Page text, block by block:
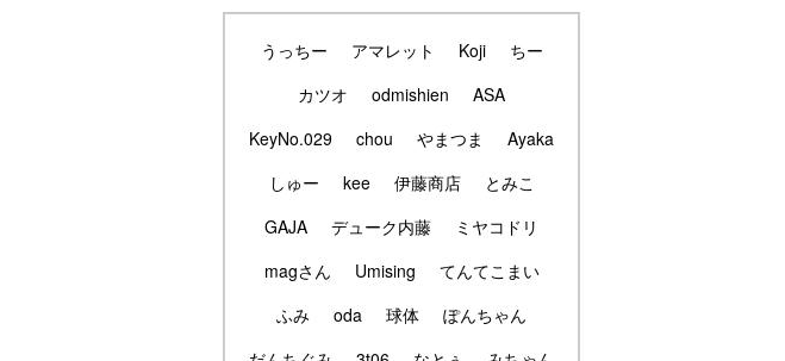
うっちー アマレット Koji
ちー
カツオ
odmishien
ASA
KeyNo.029
chou やまつま
Ayaka
しゅー
kee 伊藤商店
とみこ
GAJA
デューク内藤
ミヤコドリ
magさん
Umising
てんてこまい
ふみ
oda 球体
ぽんちゃん